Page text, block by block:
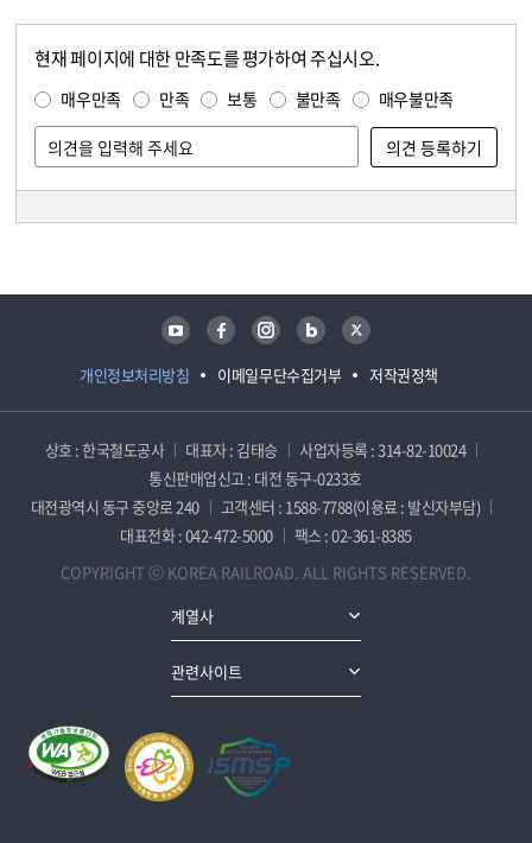
현재 페이지에 대한 만족도를 평가하여 주십시오.
매우만족 만족 보통 불만족 매우불만족
개인정보처리방침 이메일무단수집거부 저작권정책
유튜브 페이스북 인스타그램 블로그 트위터
상호 : 한국철도공사 대표자 : 김태승
사업자등록 : 314-82-10024
통신판매업신고 : 대전 동구-0233호
대전광역시 동구 중앙로 240
고객센터 : 1588-7788(이용료 : 발신자부담)
대표전화 : 042-472-5000
팩스 : 02-361-8385
COPYRIGHT ⓒ KOREA RAILROAD. ALL RIGHTS RESERVED.
계열사
관련사이트